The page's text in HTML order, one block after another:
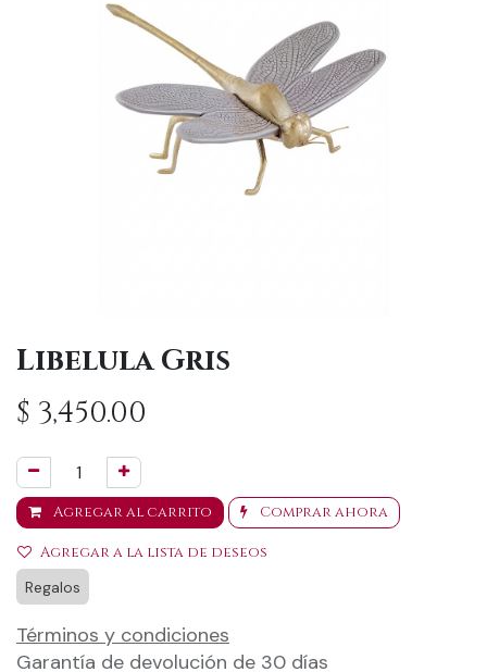
Libelula Gris
$ 3,450.00
Agregar al carrito Comprar ahora
Agregar a la lista de deseos
Regalos
Términos y condiciones
Garantía de devolución de 30 días